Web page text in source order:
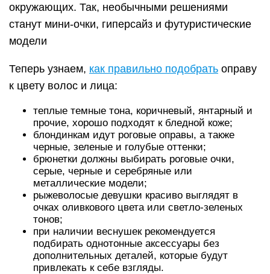
окружающих. Так, необычными решениями
станут мини-очки, гиперсайз и футуристические
модели
Теперь узнаем, как правильно подобрать оправу
к цвету волос и лица:
теплые темные тона, коричневый, янтарный и
прочие, хорошо подходят к бледной коже;
блондинкам идут роговые оправы, а также
черные, зеленые и голубые оттенки;
брюнетки должны выбирать роговые очки,
серые, черные и серебряные или
металлические модели;
рыжеволосые девушки красиво выглядят в
очках оливкового цвета или светло-зеленых
тонов;
при наличии веснушек рекомендуется
подбирать однотонные аксессуары без
дополнительных деталей, которые будут
привлекать к себе взгляды.